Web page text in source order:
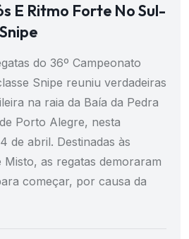
E Ritmo Forte No Sul-
do 36º Campeonato
Snipe reuniu verdadeiras
na raia da Baía da Pedra
Porto Alegre, nesta
de abril. Destinadas às
as regatas demoraram
começar, por causa da